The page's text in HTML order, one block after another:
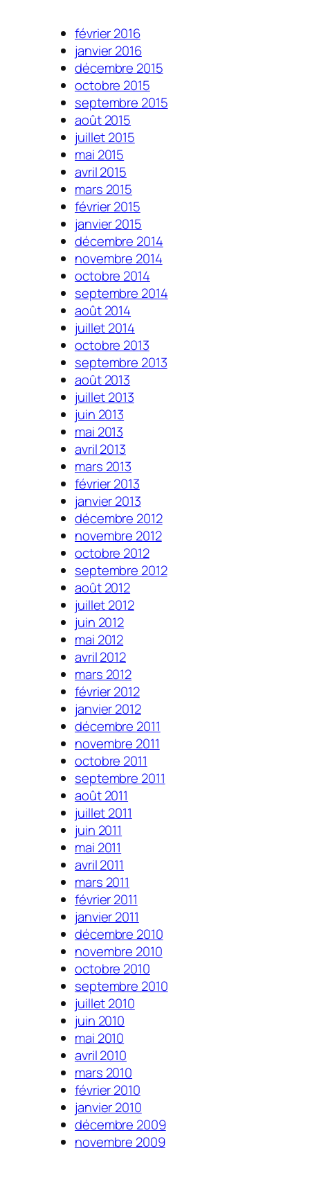
février 2016
janvier 2016
décembre 2015
octobre 2015
septembre 2015
août 2015
juillet 2015
mai 2015
avril 2015
mars 2015
février 2015
janvier 2015
décembre 2014
novembre 2014
octobre 2014
septembre 2014
août 2014
juillet 2014
octobre 2013
septembre 2013
août 2013
juillet 2013
juin 2013
mai 2013
avril 2013
mars 2013
février 2013
janvier 2013
décembre 2012
novembre 2012
octobre 2012
septembre 2012
août 2012
juillet 2012
juin 2012
mai 2012
avril 2012
mars 2012
février 2012
janvier 2012
décembre 2011
novembre 2011
octobre 2011
septembre 2011
août 2011
juillet 2011
juin 2011
mai 2011
avril 2011
mars 2011
février 2011
janvier 2011
décembre 2010
novembre 2010
octobre 2010
septembre 2010
juillet 2010
juin 2010
mai 2010
avril 2010
mars 2010
février 2010
janvier 2010
décembre 2009
novembre 2009